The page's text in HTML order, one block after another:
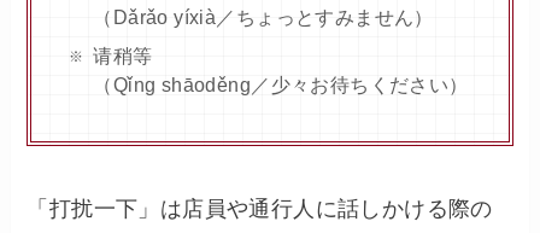
（Dǎrǎo yíxià／ちょっとすみません）
请稍等
（Qǐng shāoděng／少々お待ちください）
「打扰一下」は店員や通行人に話しかける際の